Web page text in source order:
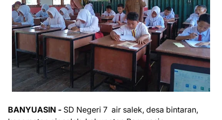
BANYUASIN - SD Negeri 7 air salek, desa bintaran,